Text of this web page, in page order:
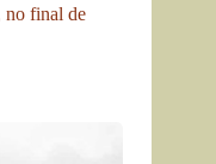
no final de